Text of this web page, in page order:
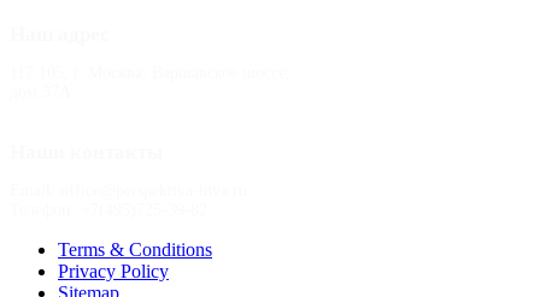
Terms & Conditions
Privacy Policy